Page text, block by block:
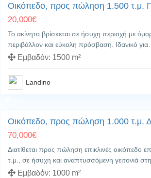
Οικόπεδο, προς πώληση 1.500 τ.μ.
20,000€
Το ακίνητο βρίσκεται σε ήσυχη περιοχή με
περιβάλλον και εύκολη πρόσβαση. Ιδανικό για…
Εμβαδόν: 1500 m²
Landino
Οικόπεδο, προς πώληση 1.000 τ.μ.
70,000€
Διατίθεται προς πώληση επικλινές οικόπεδο
τ.μ., σε ήσυχη και αναπτυσσόμενη γειτονιά
Εμβαδόν: 1000 m²